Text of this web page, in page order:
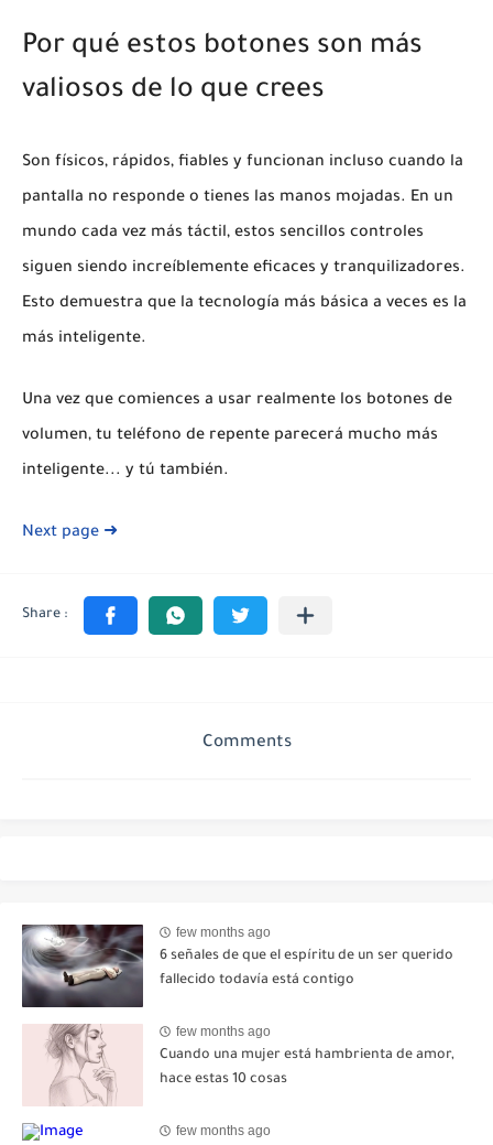
Por qué estos botones son más
valiosos de lo que crees
Son físicos, rápidos, fiables y funcionan incluso cuando la
pantalla no responde o tienes las manos mojadas. En un
mundo cada vez más táctil, estos sencillos controles
siguen siendo increíblemente eficaces y tranquilizadores.
Esto demuestra que la tecnología más básica a veces es la
más inteligente.
Una vez que comiences a usar realmente los botones de
volumen, tu teléfono de repente parecerá mucho más
inteligente... y tú también.
Next page ➜
Comments
few months ago
6 señales de que el espíritu de un ser querido
fallecido todavía está contigo
few months ago
Cuando una mujer está hambrienta de amor,
hace estas 10 cosas
few months ago